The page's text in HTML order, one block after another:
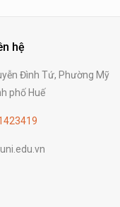
hệ
Đình Tứ, Phường Mỹ
phố Huế